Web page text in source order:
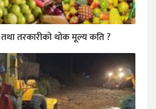
तरकारीकाे थोक मूल्य कति ?